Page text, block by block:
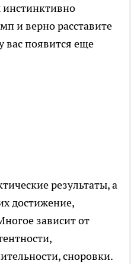
и верно расставите
вас появится еще
результаты, а
достижение,
зависит от
сноровки.